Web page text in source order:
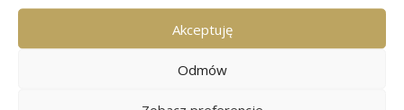
Akceptuję
Odmów
Przewozie
stronach internetowych życie naszej rodziny parafialnej. Za